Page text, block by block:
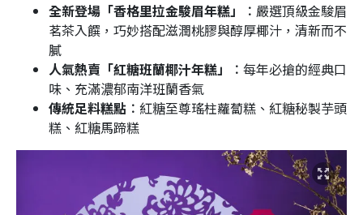
全新登場「香格里拉金駿眉年糕」︰ 嚴選頂級金駿眉
茗茶入饌，巧妙搭配滋潤桃膠與醇厚椰汁，清新而不
膩
人氣熱賣「紅糖班蘭椰汁年糕」︰ 每年必搶的經典口
味、充滿濃郁南洋班蘭香氣
傳統足料糕點︰ 紅糖至尊瑤柱蘿蔔糕、紅糖秘製芋頭
糕、紅糖馬蹄糕